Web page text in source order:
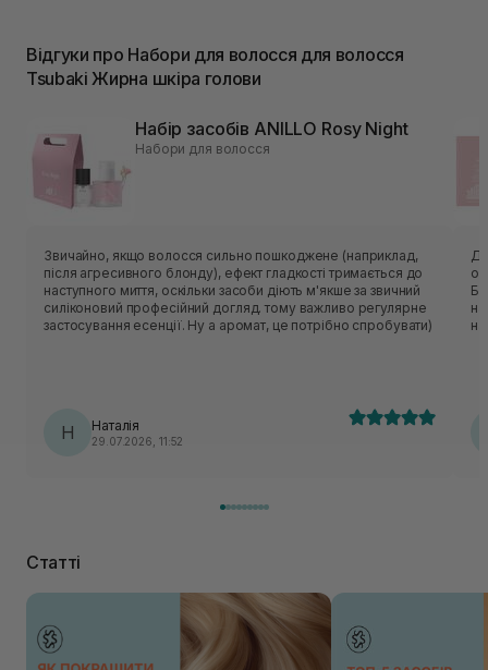
Відгуки про Набори для волосся для волосся
Tsubaki Жирна шкіра голови
Набір засобів ANILLO Rosy Night
Набори для волосся
Звичайно, якщо волосся сильно пошкоджене (наприклад,
після агресивного блонду), ефект гладкості тримається до
наступного миття, оскільки засоби діють м'якше за звичний
силіконовий професійний догляд. тому важливо регулярне
застосування есенції. Ну а аромат, це потрібно спробувати)
Н Наталія
29.07.2026, 11:52
Статті